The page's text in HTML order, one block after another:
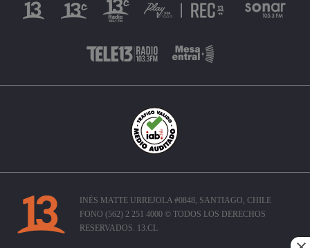
INÉS MATTE URREJOLA #0848, SANTIAGO, CHILE
FONO (562) 2 251 4000 © TODOS LOS DERECHOS
RESERVADOS. 13.CL